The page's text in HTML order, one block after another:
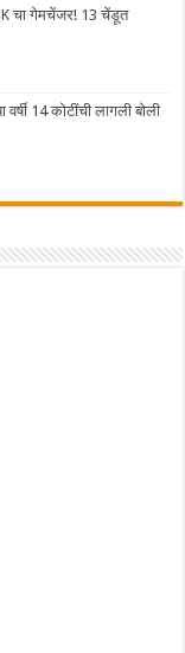
चा गेमचेंजर! 13 चेंडूत
14 कोटींची लागली बोली